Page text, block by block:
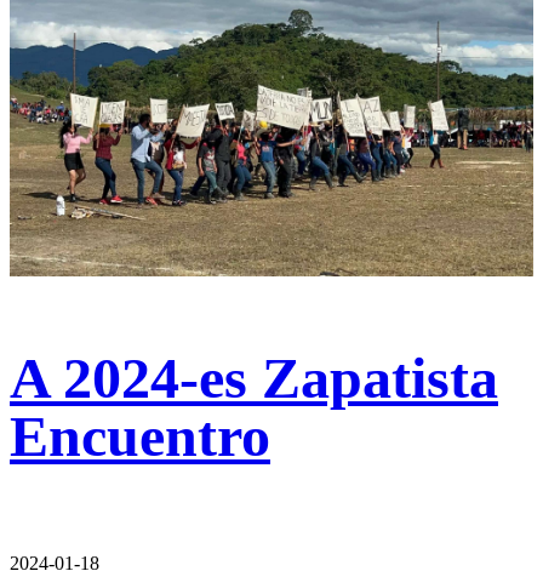
A 2024-es Zapatista
Encuentro
2024-01-18